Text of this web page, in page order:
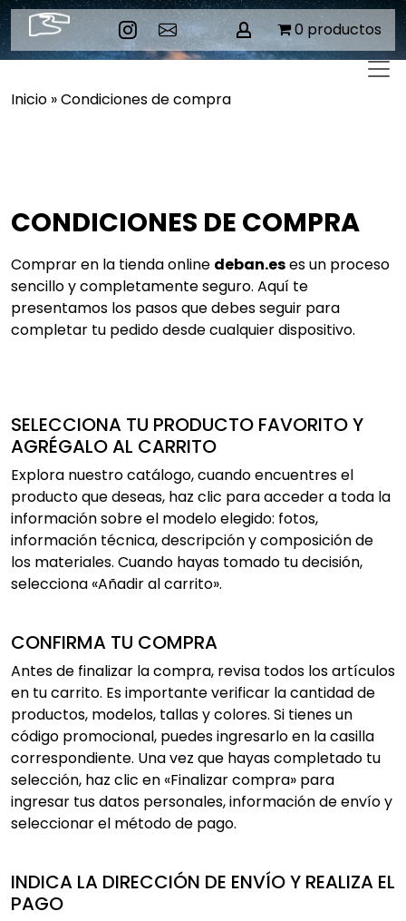
Skip
to
content
0 productos
Inicio »Condiciones de compra
CONDICIONES DE COMPRA
Comprar en la tienda online deban.eses un proceso
sencillo y completamente seguro. Aquí te
presentamos los pasos que debes seguir para
completar tu pedido desde cualquier dispositivo.
SELECCIONA TU PRODUCTO FAVORITO Y
AGRÉGALO AL CARRITO
Explora nuestro catálogo, cuando encuentres el
producto que deseas, haz clic para acceder a toda la
información sobre el modelo elegido: fotos,
información técnica, descripción y composición de
los materiales. Cuando hayas tomado tu decisión,
selecciona «Añadir al carrito».
CONFIRMA TU COMPRA
Antes de finalizar la compra, revisa todos los artículos
en tu carrito. Es importante verificar la cantidad de
productos, modelos, tallas y colores. Si tienes un
código promocional, puedes ingresarlo en la casilla
correspondiente. Una vez que hayas completado tu
selección, haz clic en «Finalizar compra» para
ingresar tus datos personales, información de envío y
seleccionar el método de pago.
INDICA LA DIRECCIÓN DE ENVÍO Y REALIZA EL
PAGO